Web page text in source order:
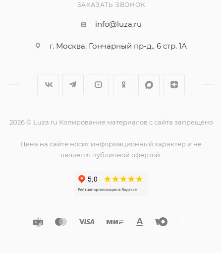
ЗАКАЗАТЬ ЗВОНОК
info@luza.ru
г. Москва, Гончарный пр-д., 6 стр. 1А
2026 © Luza.ru Копирование материалов с сайта запрещено
Цена на сайте носит информационный характер и не
является публичной офертой.